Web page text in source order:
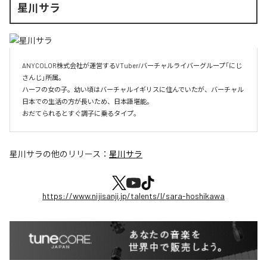
星川サラ
ANYCOLOR株式会社が運営するVTuber/バーチャルライバーグループ「にじ
さんじ」所属。
ハーフの女の子。幼い頃はバーチャルイギリスに住んでいたが、バーチャル
日本での生活の方が長いため、日本語堪能。
おだてられるとすぐ調子に乗るタイプ。
星川サラの他のリリース： 星川サラ
https://www.nijisanji.jp/talents/l/sara-hoshikawa